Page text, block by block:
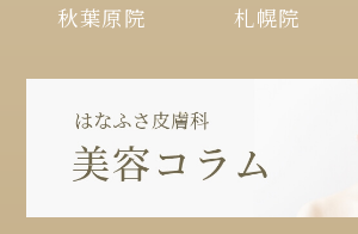
秋葉原院 札幌院